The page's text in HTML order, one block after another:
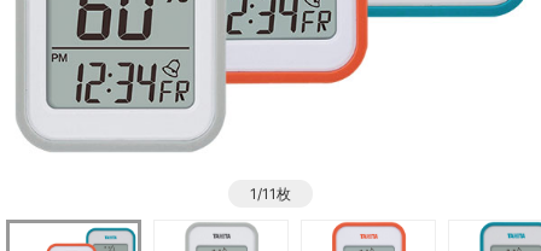
1/11枚